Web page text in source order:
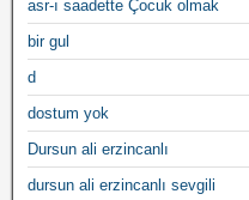
asr-ı saadette Çocuk olmak
bir gul
d
dostum yok
Dursun ali erzincanlı
dursun ali erzincanlı sevgili